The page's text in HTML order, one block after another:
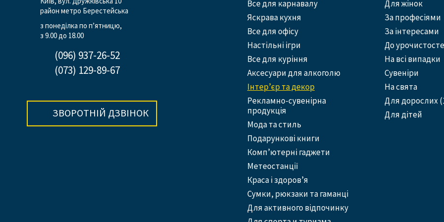
район метро Берестейська
з понеділка по п’ятницю,
з 9.00 до 18.00
(096) 937-26-52
(073) 129-89-67
ЗВОРОТНІЙ ДЗВІНОК
Все для карнавалу
Яскрава кухня
Все для офісу
Настільні ігри
Все для куріння
Аксесуари для алкоголю
Інтер’єр та декор
Рекламно-сувенірна
продукція
Мода та стиль
Подарункові книги
Комп’ютерні гаджети
Метеостанції
Краса і здоров’я
Сумки, рюкзаки та гаманці
Для активного відпочинку
Для жінок
За професіями
За інтересами
До
На всі випадки
Сувеніри
На свята
Для дорослих
Для дітей